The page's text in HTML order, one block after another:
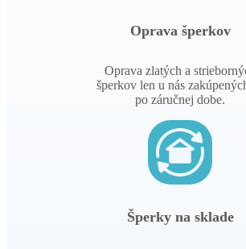
Oprava šperkov
Oprava zlatých a
šperkov len u nás
po záručnej dobe.
Šperky na sklade